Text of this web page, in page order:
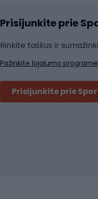
Rakečių sportas
Badmintonas
Stalo tenisas
Tenisas
Prisijunkite prie
Rinkite taškus ir
Pažinkite lojalumo
Prisijunkite prie